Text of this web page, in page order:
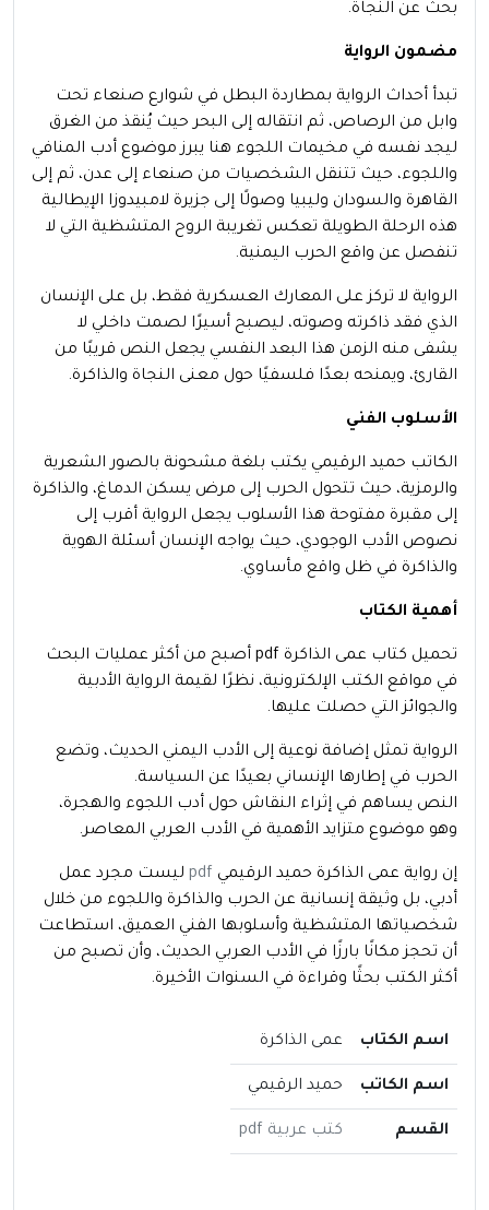
بحث عن النجاة.
مضمون الرواية
تبدأ أحداث الرواية بمطاردة البطل في شوارع صنعاء تحت
وابل من الرصاص، ثم انتقاله إلى البحر حيث يُنقذ من الغرق
ليجد نفسه في مخيمات اللجوء هنا يبرز موضوع أدب المنافي
واللجوء، حيث تتنقل الشخصيات من صنعاء إلى عدن، ثم إلى
القاهرة والسودان وليبيا وصولًا إلى جزيرة لامبيدوزا الإيطالية
هذه الرحلة الطويلة تعكس تغريبة الروح المتشظية التي لا
تنفصل عن واقع الحرب اليمنية.
الرواية لا تركز على المعارك العسكرية فقط، بل على الإنسان
الذي فقد ذاكرته وصوته، ليصبح أسيرًا لصمت داخلي لا
يشفى منه الزمن هذا البعد النفسي يجعل النص قريبًا من
القارئ، ويمنحه بعدًا فلسفيًا حول معنى النجاة والذاكرة.
الأسلوب الفني
الكاتب حميد الرقيمي يكتب بلغة مشحونة بالصور الشعرية
والرمزية، حيث تتحول الحرب إلى مرض يسكن الدماغ، والذاكرة
إلى مقبرة مفتوحة هذا الأسلوب يجعل الرواية أقرب إلى
نصوص الأدب الوجودي، حيث يواجه الإنسان أسئلة الهوية
والذاكرة في ظل واقع مأساوي.
أهمية الكتاب
تحميل كتاب عمى الذاكرة pdf أصبح من أكثر عمليات البحث
في مواقع الكتب الإلكترونية، نظرًا لقيمة الرواية الأدبية
والجوائز التي حصلت عليها.
الرواية تمثل إضافة نوعية إلى الأدب اليمني الحديث، وتضع
الحرب في إطارها الإنساني بعيدًا عن السياسة.
النص يساهم في إثراء النقاش حول أدب اللجوء والهجرة،
وهو موضوع متزايد الأهمية في الأدب العربي المعاصر.
إن رواية عمى الذاكرة حميد الرقيمي pdf ليست مجرد عمل
أدبي، بل وثيقة إنسانية عن الحرب والذاكرة واللجوء من خلال
شخصياتها المتشظية وأسلوبها الفني العميق، استطاعت
أن تحجز مكانًا بارزًا في الأدب العربي الحديث، وأن تصبح من
أكثر الكتب بحثًا وقراءة في السنوات الأخيرة.
اسم الكتاب عمى الذاكرة
اسم الكاتب حميد الرقيمي
القسم كتب عربية pdf